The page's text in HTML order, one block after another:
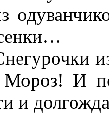
И
и